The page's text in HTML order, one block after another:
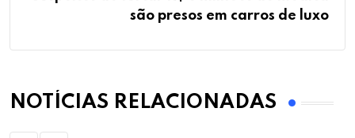
são presos em carros de luxo
NOTÍCIAS RELACIONADAS